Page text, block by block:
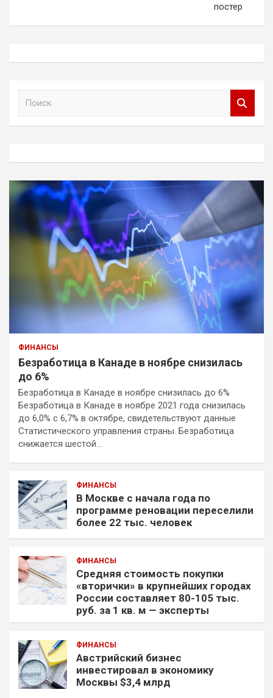
постер
ФИНАНСЫ
Безработица в Канаде в ноябре снизилась
до 6%
Безработица в Канаде в ноябре снизилась до 6%
Безработица в Канаде в ноябре 2021 года снизилась
до 6,0% с 6,7% в октябре, свидетельствуют данные
Статистического управления страны. Безработица
снижается шестой…
ФИНАНСЫ
В Москве с начала года по
программе реновации переселили
более 22 тыс. человек
ФИНАНСЫ
Средняя стоимость покупки
«вторички» в крупнейших городах
России составляет 80-105 тыс.
руб. за 1 кв. м — эксперты
ФИНАНСЫ
Австрийский бизнес
инвестировал в экономику
Москвы $3,4 млрд